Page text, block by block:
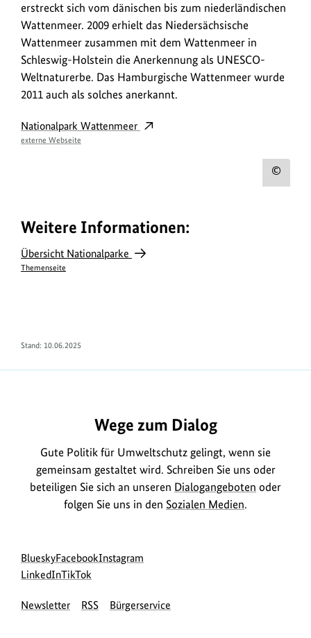
erstreckt sich vom dänischen bis zum niederländischen
Wattenmeer. 2009 erhielt das Niedersächsische
Wattenmeer zusammen mit dem Wattenmeer in
Schleswig-Holstein die Anerkennung als UNESCO-
Weltnaturerbe. Das Hamburgische Wattenmeer wurde
2011 auch als solches anerkannt.
Nationalpark Wattenmeer
externe Webseite
Weitere Informationen:
Übersicht Nationalparke
Themenseite
Stand: 10.06.2025
Wege zum Dialog
Gute Politik für Umweltschutz gelingt, wenn sie
gemeinsam gestaltet wird. Schreiben Sie uns oder
beteiligen Sie sich an unseren Dialogangeboten oder
folgen Sie uns in den Sozialen Medien.
Social
Media
Blueskyzur
Bluesky-
des
Facebookzur
des
Instagram
des
LinkedInzur
Seite
zur
Seite
TikTok
Newsletter RSS Bürgerservice